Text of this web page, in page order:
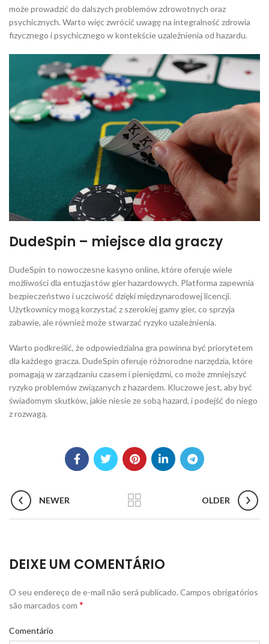
może prowadzić do dalszych problemów zdrowotnych oraz
psychicznych. Warto więc zwrócić uwagę na integralność zdrowia
fizycznego i psychicznego w kontekście uzależnienia od hazardu.
DudeSpin – miejsce dla graczy
DudeSpin to nowoczesne kasyno online, które oferuje wiele
możliwości dla entuzjastów gier hazardowych. Platforma zapewnia
bezpieczeństwo i uczciwość dzięki międzynarodowej licencji.
Użytkownicy mogą korzystać z szerokiej gamy gier, co sprzyja
zabawie, ale również może stwarzać ryzyko uzależnienia.
Warto podkreślić, że odpowiedzialna gra powinna być priorytetem
dla każdego gracza. DudeSpin oferuje różnorodne narzędzia, które
pomagają w zarządzaniu czasem i pieniędzmi, co może zmniejszyć
ryzyko problemów związanych z hazardem. Kluczowe jest, aby być
świadomym skutków, jakie niesie ze sobą hazard, i podejść do niego
z rozwagą.
NEWER OLDER
DEIXE UM COMENTÁRIO
O seu endereço de e-mail não será publicado. Campos obrigatórios
são marcados com *
Comentário